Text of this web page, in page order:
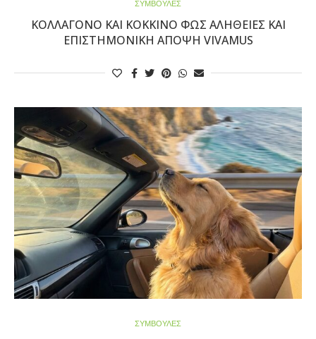
ΣΥΜΒΟΥΛΕΣ
ΚΟΛΛΑΓΌΝΟ ΚΑΙ ΚΌΚΚΙΝΟ ΦΩΣ ΑΛΉΘΕΙΕΣ ΚΑΙ
ΕΠΙΣΤΗΜΟΝΙΚΉ ΆΠΟΨΗ VIVAMUS
ΣΥΜΒΟΥΛΕΣ